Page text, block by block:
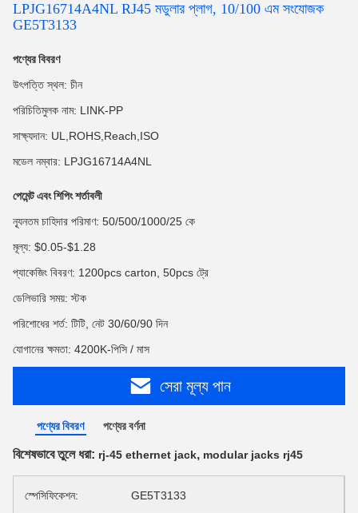
LPJG16714A4NL RJ45 মডুলার প্লাগ, 10/100 এম সংযোজক
GE5T3133
পণ্যের বিবরণ
উৎপত্তি স্থল: চীন
পরিচিতিমুলক নাম: LINK-PP
সাক্ষ্যদান: UL,ROHS,Reach,ISO
মডেল নম্বার: LPJG16714A4NL
পেমেন্ট এবং শিপিং শর্তাবলী
ন্যূনতম চাহিদার পরিমাণ: 50/500/1000/25 কে
মূল্য: $0.05-$1.28
প্যাকেজিং বিবরণ: 1200pcs carton, 50pcs ট্রে
ডেলিভারি সময়: স্টক
পরিশোধের শর্ত: টিটি, নেট 30/60/90 দিন
যোগানের ক্ষমতা: 4200K-পিসি / মাস
সেরা মূল্য পান
পণ্যের বিবরণ পণ্যের বর্ণনা
বিশেষভাবে তুলে ধরা: rj-45 ethernet jack, modular jacks rj45
স্পেসিফিকেশন: GE5T3133